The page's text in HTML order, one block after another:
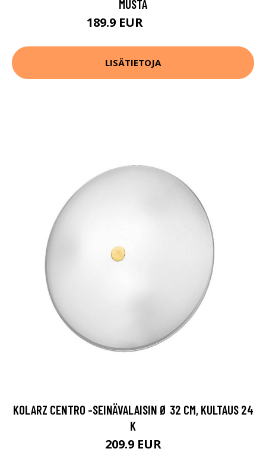
MUSTA
189.9 EUR
LISÄTIETOJA
KOLARZ CENTRO -SEINÄVALAISIN Ø 32 CM, KULTAUS 24
K
209.9 EUR